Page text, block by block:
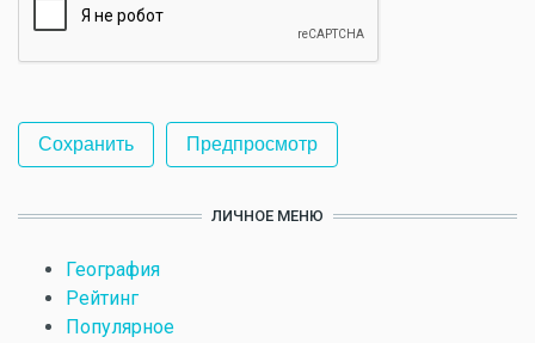
ЛИЧНОЕ МЕНЮ
География
Рейтинг
Популярное